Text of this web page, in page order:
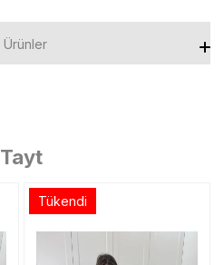
Ürünler
Tayt
Tükendi